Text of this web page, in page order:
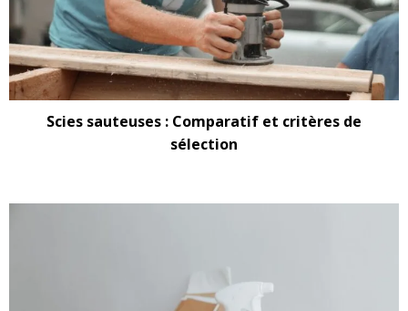
Scies sauteuses : Comparatif et critères de
sélection